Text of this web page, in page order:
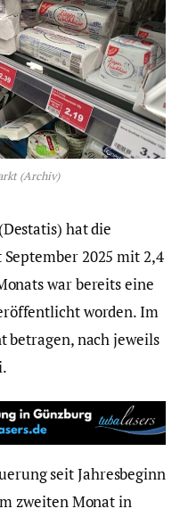
(Archiv)
hat die
2025 mit 2,4
war bereits eine
worden. Im
betragen, nach jeweils
seit Jahresbeginn
zweiten Monat in